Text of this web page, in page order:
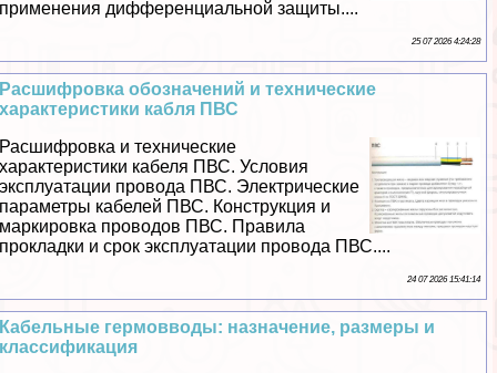
применения дифференциальной защиты....
25 07 2026 4:24:28
Расшифровка обозначений и технические
хаpaктеристики кабля ПВС
Расшифровка и технические
хаpaктеристики кабеля ПВС. Условия
эксплуатации провода ПВС. Электрические
параметры кабелей ПВС. Конструкция и
маркировка проводов ПВС. Правила
прокладки и срок эксплуатации провода ПВС....
24 07 2026 15:41:14
Кабельные гермовводы: назначение, размеры и
классификация